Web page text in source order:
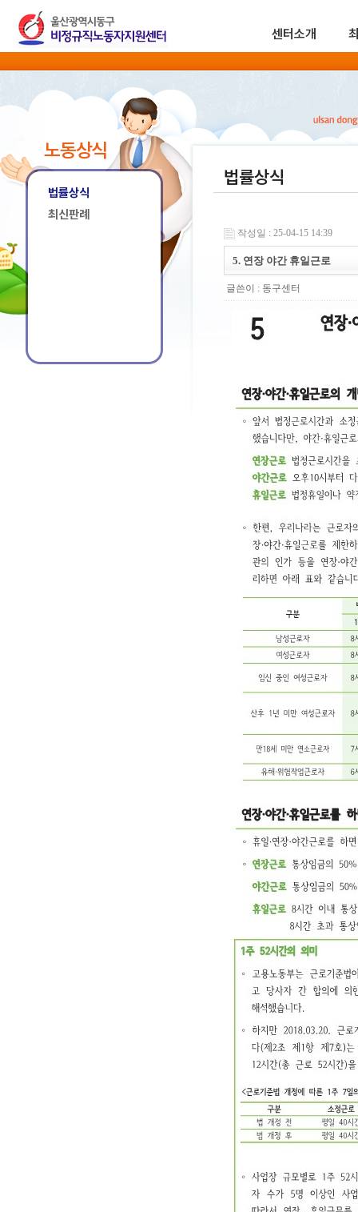
센터소개
노동상식
법률상식
최신판례
법률상식
작성일 : 25-04-15 14:39
5. 연장 야간 휴일근로
글쓴이 : 동구센터